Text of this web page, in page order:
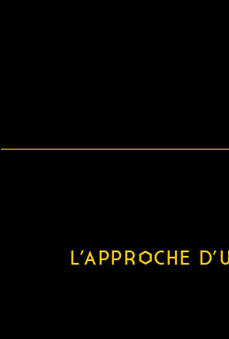
L’APPROCHE